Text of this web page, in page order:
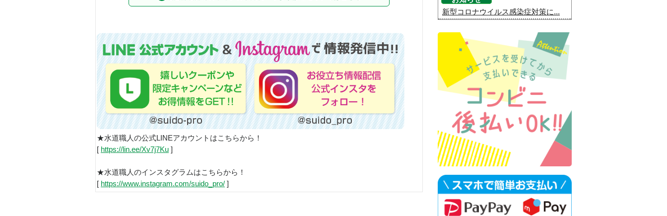
★水道職人の公式LINEアカウントはこちらから！
[ https://lin.ee/Xv7j7Ku ]
★水道職人のインスタグラムはこちらから！
[ https://www.instagram.com/suido_pro/ ]
新型コロナウイルス感染症対策に...